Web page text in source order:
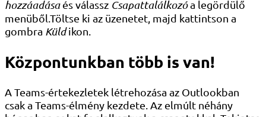
hozzáadásaés válassz Csapattalálkozóa legördülő
menüből.Töltse ki az üzenetet, majd kattintson a
gombra Küldikon.
Központunkban több is van!
A Teams-értekezletek létrehozása az Outlookban
csak a Teams-élmény kezdete. Az elmúlt néhány